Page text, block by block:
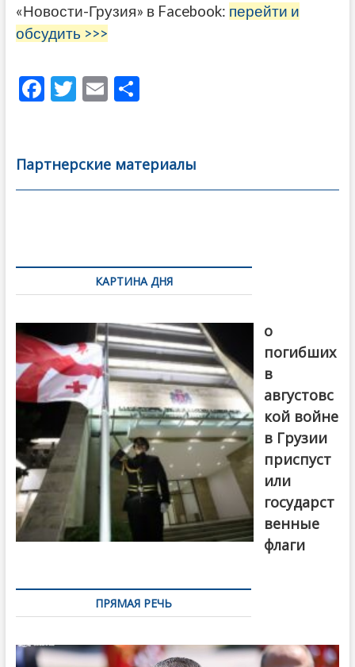
«Новости-Грузия» в Facebook: перейти и
обсудить >>>
F
b
o
T
er
E
l
О
а
в
Партнерские материалы
по
записямКАРТИНА ДНЯ
о
погибших
в
августовс
кой войне
в Грузии
приспуст
или
государст
венные
флаги
ПРЯМАЯ РЕЧЬ